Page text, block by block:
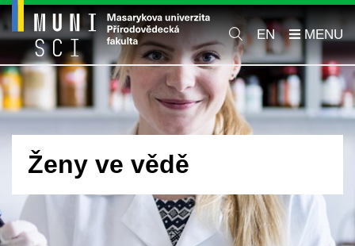
EN
Ženy ve vědě